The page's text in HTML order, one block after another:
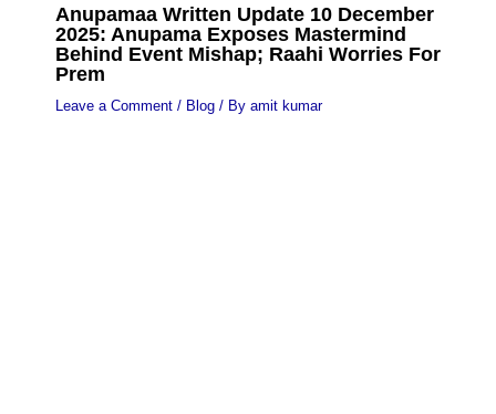
Anupamaa Written Update 10 December
2025: Anupama Exposes Mastermind
Behind Event Mishap; Raahi Worries For
Prem
Leave a Comment / Blog/ By amit kumar